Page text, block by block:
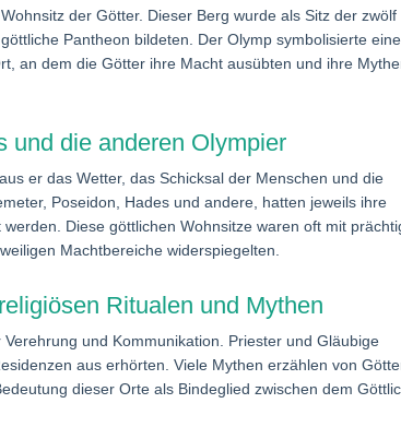
der Götter. Dieser Berg wurde als Sitz der zwölf
Pantheon bildeten. Der Olymp symbolisierte eine
an dem die Götter ihre Macht ausübten und ihre
und die anderen Olympier
er das Wetter, das Schicksal der Menschen und die
Poseidon, Hades und andere, hatten jeweils ihre
Diese göttlichen Wohnsitze waren oft mit
Machtbereiche widerspiegelten.
Ritualen und Mythen
und Kommunikation. Priester und Gläubige
aus erhörten. Viele Mythen erzählen von
dieser Orte als Bindeglied zwischen dem